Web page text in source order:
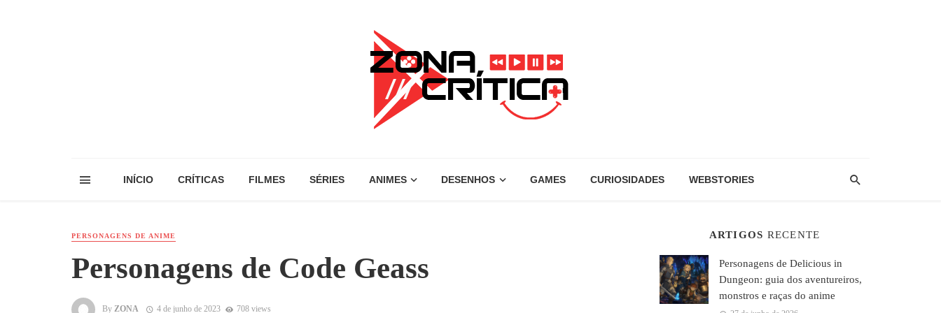
INÍCIO CRÍTICAS FILMES SÉRIES ANIMES DESENHOS GAMES CURIOSIDADES WEBSTORIES
PERSONAGENS DE ANIME
Personagens de Code Geass
By ZONA 4 de junho de 2023 708 views
ARTIGOS RECENTE
Personagens de Delicious in
Dungeon: guia dos aventureiros,
monstros e raças do anime